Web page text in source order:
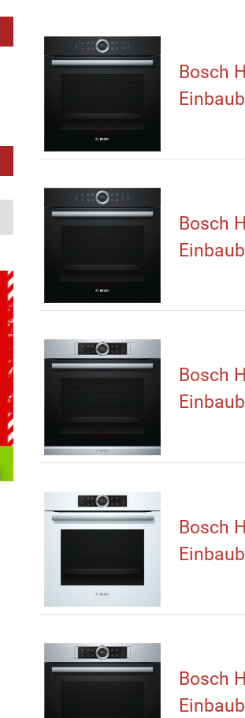
Bosch
Bosch
Bosch
Bosch
Bosch